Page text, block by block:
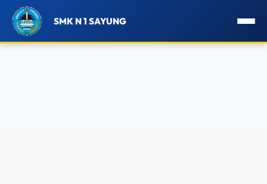
SMK N 1 SAYUNG